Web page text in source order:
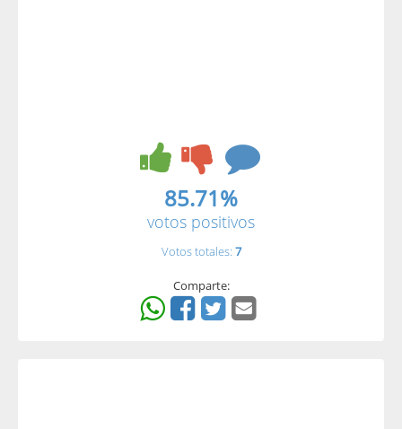
85.71%
votos positivos
Votos totales: 7
Comparte: